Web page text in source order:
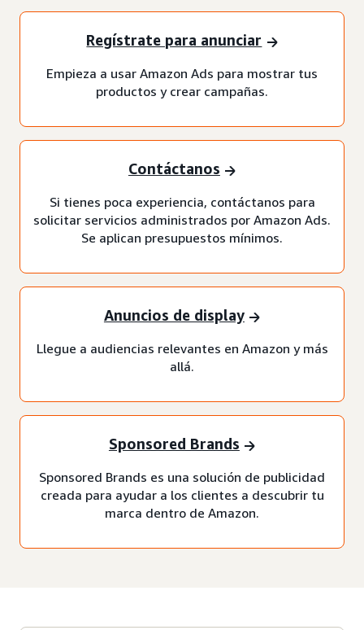
Regístrate para anunciar
Empieza a usar Amazon Ads para mostrar tus
productos y crear campañas.
Contáctanos
Si tienes poca experiencia, contáctanos para
solicitar servicios administrados por Amazon Ads.
Se aplican presupuestos mínimos.
Anuncios de display
Llegue a audiencias relevantes en Amazon y más
allá.
Sponsored Brands
Sponsored Brands es una solución de publicidad
creada para ayudar a los clientes a descubrir tu
marca dentro de Amazon.